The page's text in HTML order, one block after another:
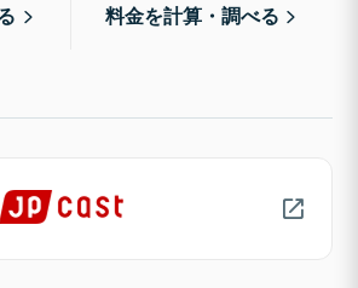
料金を計算・調べる